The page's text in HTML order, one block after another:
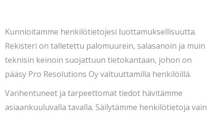
Kunnioitamme henkilötietojesi luottamuksellisuutta.
Rekisteri on talletettu palomuurein, salasanoin ja muin
teknisin keinoin suojattuun tietokantaan, johon on
pääsy Pro Resolutions Oy valtuuttamilla henkilöillä.
Vanhentuneet ja tarpeettomat tiedot hävitämme
asiaankuuluvalla tavalla. Säilytämme henkilötietoja vain